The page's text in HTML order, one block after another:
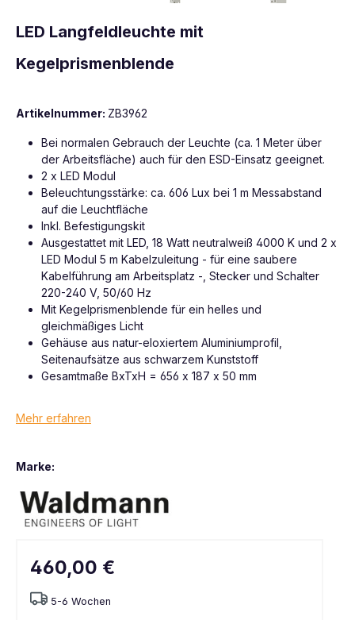
LED Langfeldleuchte mit
Kegelprismenblende
Artikelnummer: ZB3962
Bei normalen Gebrauch der Leuchte (ca. 1 Meter über
der Arbeitsfläche) auch für den ESD-Einsatz geeignet.
2 x LED Modul
Beleuchtungsstärke: ca. 606 Lux bei 1 m Messabstand
auf die Leuchtfläche
Inkl. Befestigungskit
Ausgestattet mit LED, 18 Watt neutralweiß 4000 K und 2 x
LED Modul 5 m Kabelzuleitung - für eine saubere
Kabelführung am Arbeitsplatz -, Stecker und Schalter
220-240 V, 50/60 Hz
Mit Kegelprismenblende für ein helles und
gleichmäßiges Licht
Gehäuse aus natur-eloxiertem Aluminiumprofil,
Seitenaufsätze aus schwarzem Kunststoff
Gesamtmaße BxTxH = 656 x 187 x 50 mm
Mehr erfahren
Marke:
460,00 €
5-6 Wochen